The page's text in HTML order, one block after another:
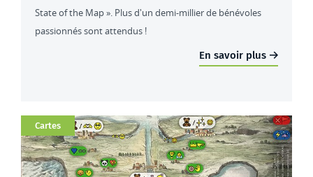
State of the Map ». Plus d'un demi-millier de bénévoles
passionnés sont attendus !
En savoir plus
Catégorie
Cartes